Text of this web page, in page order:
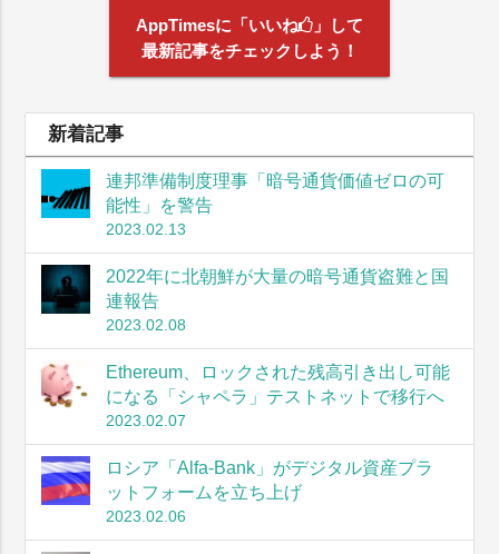
AppTimesに「いいね
」して
最新記事をチェックしよう！
新着記事
連邦準備制度理事「暗号通貨価値ゼロの可
能性」を警告
2023.02.13
2022年に北朝鮮が大量の暗号通貨盗難と国
連報告
2023.02.08
Ethereum、ロックされた残高引き出し可能
になる「シャペラ」テストネットで移行へ
2023.02.07
ロシア「Alfa-Bank」がデジタル資産プラ
ットフォームを立ち上げ
2023.02.06